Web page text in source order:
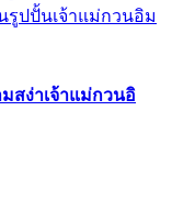
รูปปั้นเจ้าแม่กวนอิม
สง่าเจ้าแม่กวนอิ